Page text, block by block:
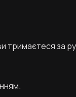
тримаєтеся за